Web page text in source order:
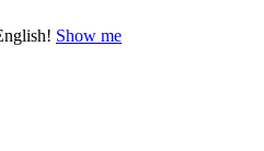
Show me